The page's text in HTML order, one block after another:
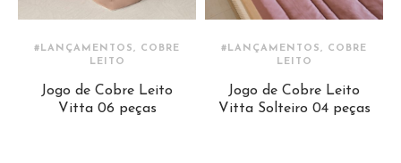
#LANÇAMENTOS, COBRE
LEITO
Jogo de Cobre Leito
Vitta 06 peças
#LANÇAMENTOS, COBRE
LEITO
Jogo de Cobre Leito
Vitta Solteiro 04 peças